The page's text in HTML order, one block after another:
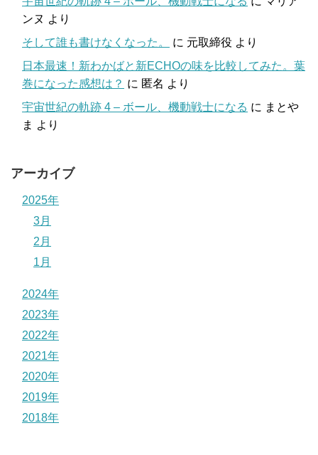
ンヌ より
そして誰も書けなくなった。
に 元取締役 より
日本最速！新わかばと新ECHOの味を比較してみた。葉
巻になった感想は？ に 匿名 より
宇宙世紀の軌跡 4 – ボール、機動戦士になる に まとや
ま より
アーカイブ
2025年
3月
2月
1月
2024年
2023年
2022年
2021年
2020年
2019年
2018年